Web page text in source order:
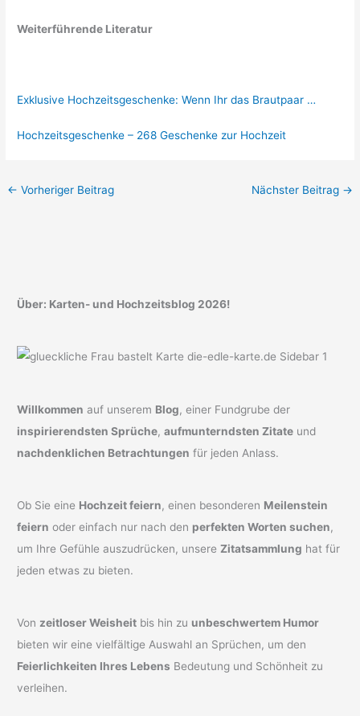
Weiterführende Literatur
Exklusive Hochzeitsgeschenke: Wenn Ihr das Brautpaar …
Hochzeitsgeschenke – 268 Geschenke zur Hochzeit
← Vorheriger Beitrag Nächster Beitrag →
Über: Karten- und Hochzeitsblog 2026!
Willkommen auf unserem Blog, einer Fundgrube der
inspirierendsten Sprüche,aufmunterndsten Zitate und
nachdenklichen Betrachtungen für jeden Anlass.
Ob Sie eine Hochzeit feiern, einen besonderen Meilenstein
feiern oder einfach nur nach den perfekten Worten suchen,
um Ihre Gefühle auszudrücken, unsereZitatsammlung hat für
jeden etwas zu bieten.
Vonzeitloser Weisheit bis hin zu unbeschwertem Humor
bieten wir eine vielfältige Auswahl an Sprüchen, um den
Feierlichkeiten Ihres Lebens Bedeutung und Schönheit zu
verleihen.